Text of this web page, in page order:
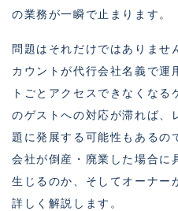
の業務が一瞬で止まります。
問題はそれだけではありませ
カウントが代行会社名義で運
トごとアクセスできなくな
のゲストへの対応が滞れば、
題に発展する可能性もあるの
会社が倒産・廃業した場合に
生じるのか、そしてオーナー
詳しく解説します。